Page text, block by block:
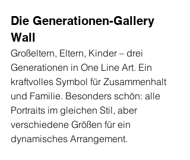
Die Generationen-Gallery
Wall
Großeltern, Eltern, Kinder – drei
Generationen in One Line Art. Ein
kraftvolles Symbol für Zusammenhalt
und Familie. Besonders schön: alle
Portraits im gleichen Stil, aber
verschiedene Größen für ein
dynamisches Arrangement.